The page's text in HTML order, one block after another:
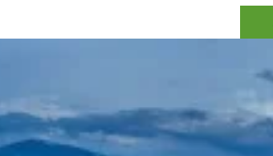
Люди, прославившие Алтай
Карты и буклеты